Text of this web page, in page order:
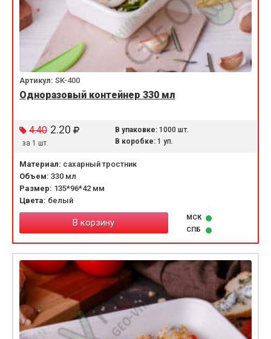
Артикул: SK-400
Одноразовый контейнер 330 мл
4.40 2.20
за 1 шт.
В упаковке:1000 шт.
В коробке:1 уп.
Материал: сахарный тростник
Объем: 330 мл
Размер: 135*96*42 мм
Цвета: белый
В корзину
МСК
СПБ